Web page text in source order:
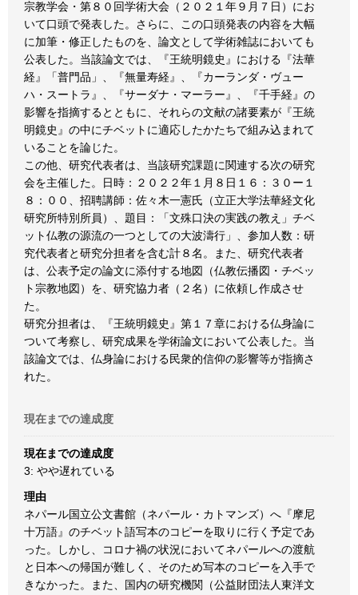
宗教学会・第８０回学術大会（２０２１年９月７日）にお
いて口頭で発表した。さらに、この口頭発表の内容を大幅
に加筆・修正したものを、論文として学術雑誌においても
公表した。当該論文では、『王統明鏡史』における『法華
経』「普門品」、『無量寿経』、『カーランダ・ヴュー
ハ・スートラ』、『サーダナ・マーラー』、『千手経』の
影響を指摘するとともに、それらの文献の諸要素が『王統
明鏡史』の中にチベットに適応したかたちで組み込まれて
いることを論じた。
この他、研究代表者は、当該研究課題に関連する次の研究
会を主催した。日時：２０２２年１月８日１６：３０ー１
８：００、招聘講師：佐々木一憲氏（立正大学法華経文化
研究所特別所員）、題目：「文殊口決の実践の教え」チベ
ット仏教の源流の一つとしての大波濤行」、参加人数：研
究代表者と研究分担者を含む計８名。また、研究代表者
は、公表予定の論文に添付する地図（仏教伝播図・チベッ
ト宗教地図）を、研究協力者（２名）に依頼し作成させ
た。
研究分担者は、『王統明鏡史』第１７章における仏身論に
ついて考察し、研究成果を学術論文において公表した。当
該論文では、仏身論における民衆的信仰の影響等が指摘さ
れた。
現在までの達成度
現在までの達成度
3: やや遅れている
理由
ネパール国立公文書館（ネパール・カトマンズ）へ『摩尼
十万語』のチベット語写本のコピーを取りに行く予定であ
った。しかし、コロナ禍の状況においてネパールへの渡航
と日本への帰国が難しく、そのため写本のコピーを入手で
きなかった。また、国内の研究機関（公益財団法人東洋文